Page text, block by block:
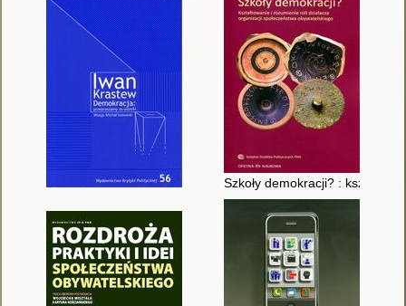
Szkoły demokracji? :